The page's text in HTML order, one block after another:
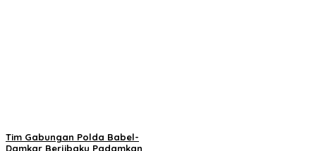
Tim Gabungan Polda Babel-
Damkar Berjibaku Padamkan